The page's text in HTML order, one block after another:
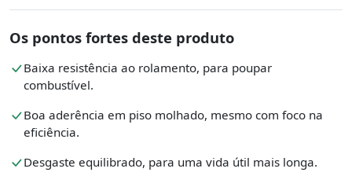
Os pontos fortes deste produto
Baixa resistência ao rolamento, para poupar
combustível.
Boa aderência em piso molhado, mesmo com foco na
eficiência.
Desgaste equilibrado, para uma vida útil mais longa.